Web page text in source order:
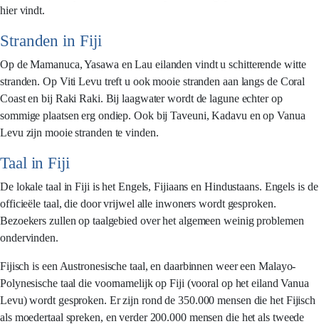
hier vindt.
Stranden in Fiji
Op de Mamanuca, Yasawa en Lau eilanden vindt u schitterende witte
stranden. Op Viti Levu treft u ook mooie stranden aan langs de Coral
Coast en bij Raki Raki. Bij laagwater wordt de lagune echter op
sommige plaatsen erg ondiep. Ook bij Taveuni, Kadavu en op Vanua
Levu zijn mooie stranden te vinden.
Taal in Fiji
De lokale taal in Fiji is het Engels, Fijiaans en Hindustaans. Engels is de
officieële taal, die door vrijwel alle inwoners wordt gesproken.
Bezoekers zullen op taalgebied over het algemeen weinig problemen
ondervinden.
Fijisch is een Austronesische taal, en daarbinnen weer een Malayo-
Polynesische taal die voornamelijk op Fiji (vooral op het eiland Vanua
Levu) wordt gesproken. Er zijn rond de 350.000 mensen die het Fijisch
als moedertaal spreken, en verder 200.000 mensen die het als tweede